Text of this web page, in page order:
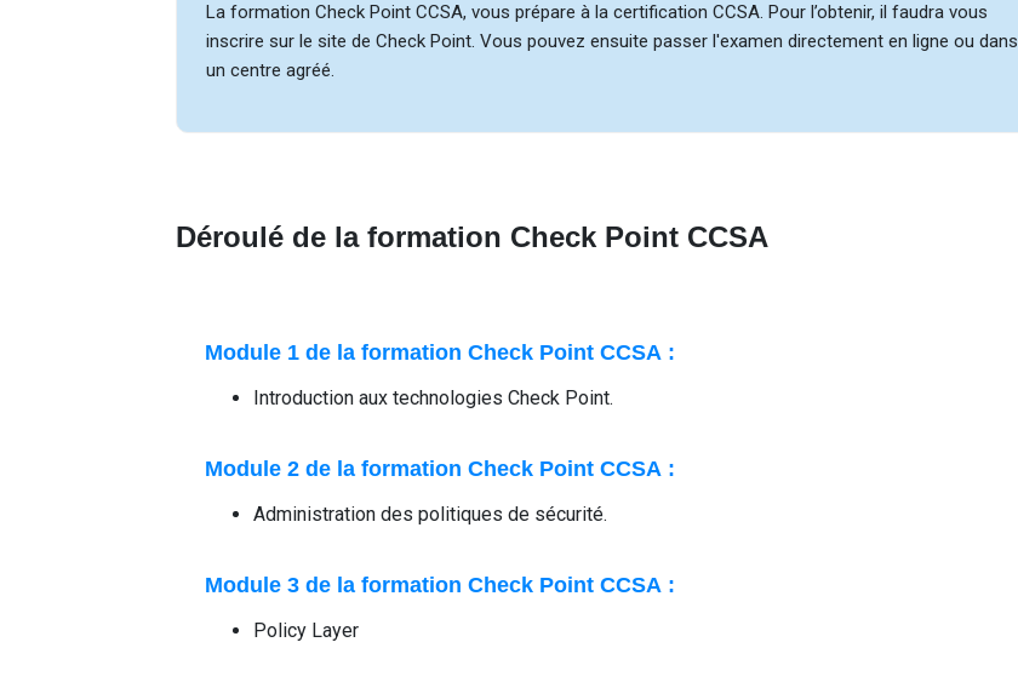
La formation Check Point CCSA, vous prépare à la certification CCSA. Pour l’obtenir, il faudra vous
inscrire sur le site de Check Point. Vous pouvez ensuite passer l'examen directement en ligne ou dans
un centre agréé.
Déroulé de la formation Check Point CCSA
Module 1 de la formation Check Point CCSA :
Introduction aux technologies Check Point.
Module 2 de la formation Check Point CCSA :
Administration des politiques de sécurité.
Module 3 de la formation Check Point CCSA :
Policy Layer